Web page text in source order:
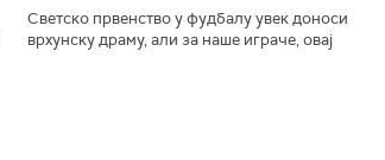
Светско првенство у фудбалу увек доноси
врхунску драму, али за наше играче, овај